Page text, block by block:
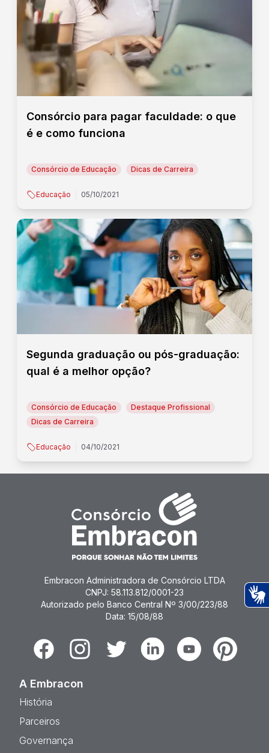
Consórcio para pagar faculdade: o que
é e como funciona
Consórcio de Educação Dicas de Carreira
Educação 05/10/2021
Segunda graduação ou pós-graduação:
qual é a melhor opção?
Consórcio de Educação
Destaque Profissional
Dicas de Carreira
Educação 04/10/2021
Embracon Administradora de Consórcio LTDA
CNPJ: 58.113.812/0001-23
Autorizado pelo Banco Central Nº 3/00/223/88
Data: 15/08/88
FacebookInstagramTwitter LinkedinYoutubePinterest
A Embracon
História
Parceiros
Governança